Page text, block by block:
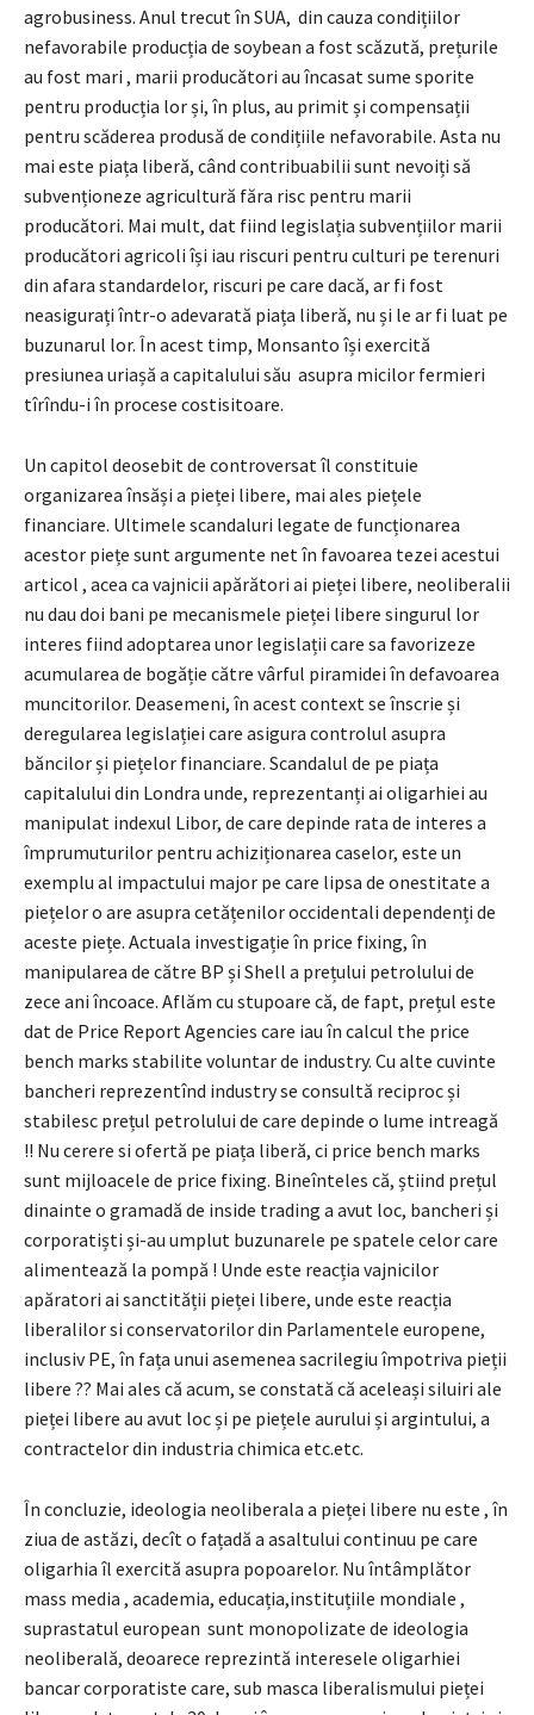
agrobusiness. Anul trecut în SUA, din cauza condițiilor
nefavorabile producția de soybean a fost scăzută, prețurile
au fost mari , marii producători au încasat sume sporite
pentru producția lor și, în plus, au primit și compensații
pentru scăderea produsă de condițiile nefavorabile. Asta nu
mai este piața liberă, când contribuabilii sunt nevoiți să
subvenționeze agricultură făra risc pentru marii
producători. Mai mult, dat fiind legislația subvențiilor marii
producători agricoli își iau riscuri pentru culturi pe terenuri
din afara standardelor, riscuri pe care dacă, ar fi fost
neasigurați într-o adevarată piața liberă, nu și le ar fi luat pe
buzunarul lor. În acest timp, Monsanto își exercită
presiunea uriașă a capitalului său asupra micilor fermieri
tîrîndu-i în procese costisitoare.
Un capitol deosebit de controversat îl constituie
organizarea însăși a pieței libere, mai ales piețele
financiare. Ultimele scandaluri legate de funcționarea
acestor piețe sunt argumente net în favoarea tezei acestui
articol , acea ca vajnicii apărători ai pieței libere, neoliberalii
nu dau doi bani pe mecanismele pieței libere singurul lor
interes fiind adoptarea unor legislații care sa favorizeze
acumularea de bogăție către vârful piramidei în defavoarea
muncitorilor. Deasemeni, în acest context se înscrie și
deregularea legislației care asigura controlul asupra
băncilor și piețelor financiare. Scandalul de pe piața
capitalului din Londra unde, reprezentanți ai oligarhiei au
manipulat indexul Libor, de care depinde rata de interes a
împrumuturilor pentru achiziționarea caselor, este un
exemplu al impactului major pe care lipsa de onestitate a
piețelor o are asupra cetățenilor occidentali dependenți de
aceste piețe. Actuala investigație în price fixing, în
manipularea de către BP și Shell a prețului petrolului de
zece ani încoace. Aflăm cu stupoare că, de fapt, prețul este
dat de Price Report Agencies care iau în calcul the price
bench marks stabilite voluntar de industry. Cu alte cuvinte
bancheri reprezentînd industry se consultă reciproc și
stabilesc prețul petrolului de care depinde o lume intreagă
!! Nu cerere si ofertă pe piața liberă, ci price bench marks
sunt mijloacele de price fixing. Bineînteles că, știind prețul
dinainte o gramadă de inside trading a avut loc, bancheri și
corporatiști și-au umplut buzunarele pe spatele celor care
alimentează la pompă ! Unde este reacția vajnicilor
apăratori ai sanctității pieței libere, unde este reacția
liberalilor si conservatorilor din Parlamentele europene,
inclusiv PE, în fața unui asemenea sacrilegiu împotriva pieții
libere ?? Mai ales că acum, se constată că aceleași siluiri ale
pieței libere au avut loc și pe piețele aurului și argintului, a
contractelor din industria chimica etc.etc.
În concluzie, ideologia neoliberala a pieței libere nu este , în
ziua de astăzi, decît o fațadă a asaltului continuu pe care
oligarhia îl exercită asupra popoarelor. Nu întâmplător
mass media , academia, educația,instituțiile mondiale ,
suprastatul european sunt monopolizate de ideologia
neoliberală, deoarece reprezintă interesele oligarhiei
bancar corporatiste care, sub masca liberalismului pieței